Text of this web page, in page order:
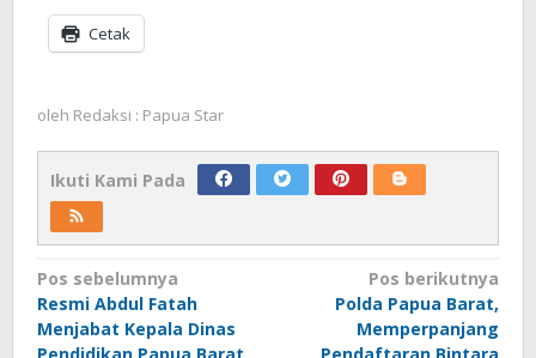
Cetak
oleh Redaksi : Papua Star
Ikuti Kami Pada
Navigasi
pos
Pos sebelumnya
Resmi Abdul Fatah
Menjabat Kepala Dinas
Pos berikutnya
Polda Papua Barat,
Memperpanjang